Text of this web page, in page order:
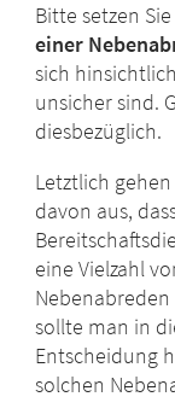
Bitte setzen Sie
einer
sich
unsicher sind.
diesbezüglich.
Letztlich
davon aus,
eine Vielzahl
sollte man in
Entscheidung
solchen